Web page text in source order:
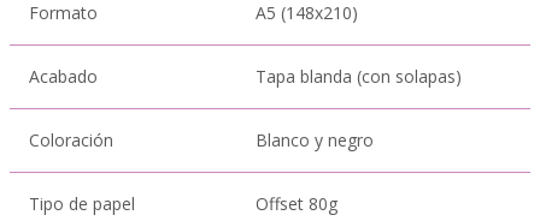
Formato A5 (148x210)
Acabado Tapa blanda (con solapas)
Coloración Blanco y negro
Tipo de papel Offset 80g